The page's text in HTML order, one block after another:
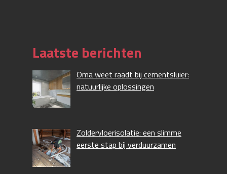
Laatste berichten
Oma weet raadt bij cementsluier:
natuurlijke oplossingen
Zoldervloerisolatie: een slimme
eerste stap bij verduurzamen